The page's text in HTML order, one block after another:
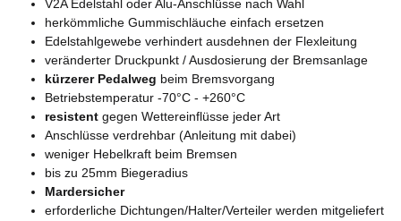
V2A Edelstahl oder Alu-Anschlüsse nach Wahl
herkömmliche Gummischläuche einfach ersetzen
Edelstahlgewebe verhindert ausdehnen der Flexleitung
veränderter Druckpunkt / Ausdosierung der Bremsanlage
kürzerer Pedalweg beim Bremsvorgang
Betriebstemperatur -70°C - +260°C
resistent gegen Wettereinflüsse jeder Art
Anschlüsse verdrehbar (Anleitung mit dabei)
weniger Hebelkraft beim Bremsen
bis zu 25mm Biegeradius
Mardersicher
erforderliche Dichtungen/Halter/Verteiler werden mitgeliefert